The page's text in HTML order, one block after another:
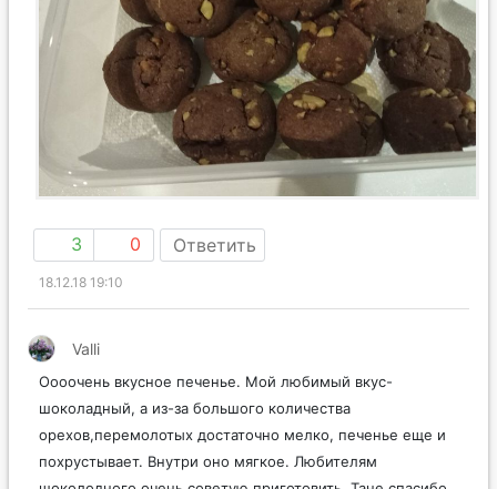
3 0 Ответить
18.12.18 19:10
Valli
Оооочень вкусное печенье. Мой любимый вкус-
шоколадный, а из-за большого количества
орехов,перемолотых достаточно мелко, печенье еще и
похрустывает. Внутри оно мягкое. Любителям